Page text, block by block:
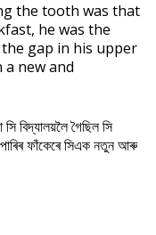
the tooth was that
he was the
gap in his upper
new and
বিদ্যালয়লৈ গৈছিল সি
পাৰিৰ ফাঁকেৰে সিএক নতুন আৰু